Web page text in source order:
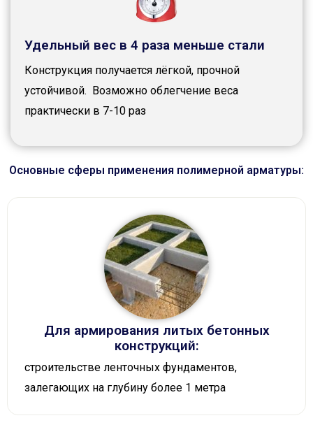
Удельный вес в 4 раза меньше стали
Конструкция получается лёгкой, прочной
устойчивой. Возможно облегчение веса
практически в 7-10 раз
Основные сферы применения полимерной арматуры:
Для армирования литых бетонных
конструкций:
строительстве ленточных фундаментов,
залегающих на глубину более 1 метра